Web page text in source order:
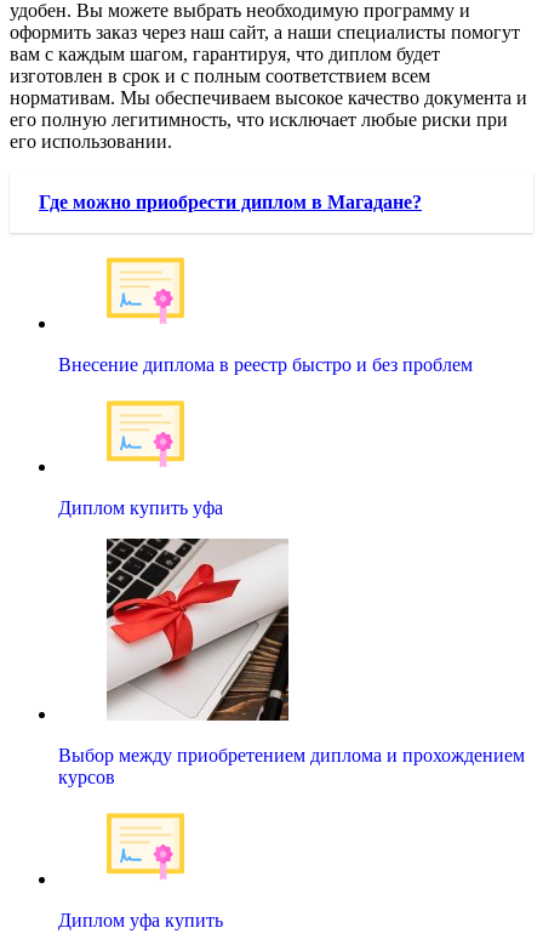
удобен. Вы можете выбрать необходимую программу и
оформить заказ через наш сайт, а наши специалисты помогут
вам с каждым шагом, гарантируя, что диплом будет
изготовлен в срок и с полным соответствием всем
нормативам. Мы обеспечиваем высокое качество документа и
его полную легитимность, что исключает любые риски при
его использовании.
Где можно приобрести диплом в Магадане?
Внесение диплома в реестр быстро и без проблем
Диплом купить уфа
Выбор между приобретением диплома и прохождением
курсов
Диплом уфа купить